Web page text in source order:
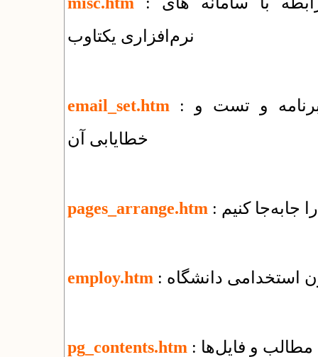
نرم‌افزاری یکتاوب
email_set.htm : راهنمای روش های ارسال ایمیل توسط برنامه و تست و
خطایابی آن
pages_arrange.htm جابه‌جا کنیم
employ.htm استخدامی دانشگاه
pg_contents.htm مطالب و فایل‌ها